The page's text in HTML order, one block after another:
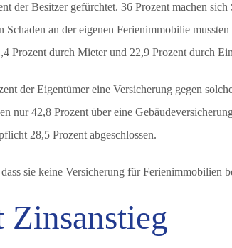
der Besitzer gefürchtet. 36 Prozent machen
an der eigenen Ferienimmobilie
Prozent durch Mieter und 22,9 Prozent durch
der Eigentümer eine Versicherung gegen
nur 42,8 Prozent über eine
28,5 Prozent abgeschlossen.
sie keine Versicherung für Ferienimmobilien